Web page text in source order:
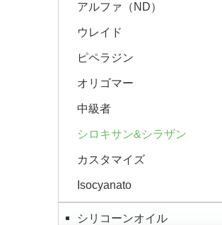
アルファ（ND）
ウレイド
ピペラジン
オリゴマー
中級者
シロキサン&シラザン
カスタマイズ
Isocyanato
シリコーンオイル